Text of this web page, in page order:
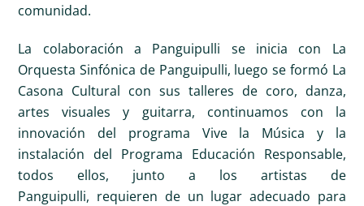
comunidad.
La colaboración a Panguipulli se inicia con La
Orquesta Sinfónica de Panguipulli, luego se formó La
Casona Cultural con sus talleres de coro, danza,
artes visuales y guitarra, continuamos con la
innovación del programa Vive la Música y la
instalación del Programa Educación Responsable,
todos ellos, junto a los artistas de
Panguipulli, requieren de un lugar adecuado para